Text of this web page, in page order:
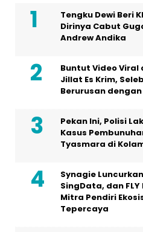
Tengku Dewi Beri
Dirinya Cabut
Andrew Andika
Buntut Video Viral
Jillat Es Krim,
Berurusan dengan
Pekan Ini, Polisi
Kasus
Tyasmara di
Synagie
SingData, dan
Mitra Pendiri
Tepercaya